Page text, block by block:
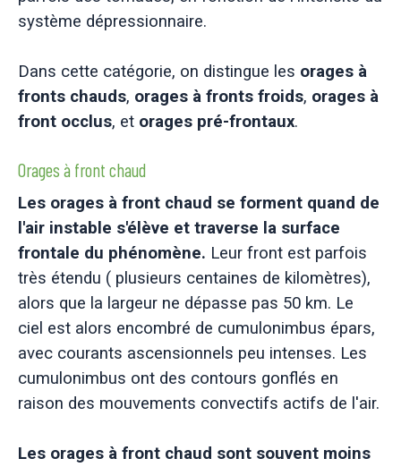
système dépressionnaire.
Dans cette catégorie, on distingue les orages à
fronts chauds, orages à fronts froids, orages à
front occlus, et orages pré-frontaux.
Orages à front chaud
Les orages à front chaud se forment quand de
l'air instable s'élève et traverse la surface
frontale du phénomène. Leur front est parfois
très étendu ( plusieurs centaines de kilomètres),
alors que la largeur ne dépasse pas 50 km. Le
ciel est alors encombré de cumulonimbus épars,
avec courants ascensionnels peu intenses. Les
cumulonimbus ont des contours gonflés en
raison des mouvements convectifs actifs de l'air.
Les orages à front chaud sont souvent moins